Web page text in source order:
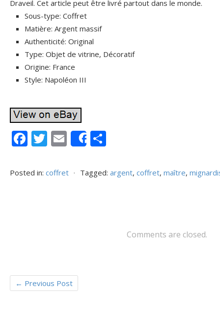
Draveil. Cet article peut être livré partout dans le monde.
Sous-type: Coffret
Matière: Argent massif
Authenticité: Original
Type: Objet de vitrine, Décoratif
Origine: France
Style: Napoléon III
F
e
T
itt
E
ai
Share
ta
Posted in: coffret ⋅ Tagged: argent, coffret, maître,
Comments are closed.
← Previous Post